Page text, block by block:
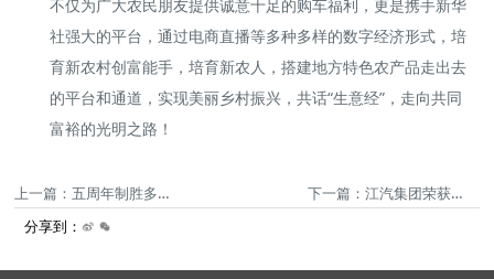
不仅为广大农民朋友提供诚意十足的购车福利，更是携手新华
社强大的平台，通过电商直播等多种多样的数字经济形式，培
育新农村创富能手，培育新农人，搭建地方特色农产品走出去
的平台和通道，实现美丽乡村振兴，共话“生意经”，走向共同
富裕的光明之路！
上一篇：五周年制胜多元新征程 江汽集团与安徽康明斯共创行业新局
下一篇：江汽集团荣获2023中国企业国际形象建设案例征集活动 “国际传播创新类” 优秀案例！
分享到：